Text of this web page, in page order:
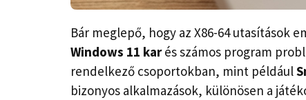
Bár meglepő, hogy az X86-64 utasítások
Windows 11 karés számos program
rendelkező csoportokban, mint például
bizonyos alkalmazások, különösen a